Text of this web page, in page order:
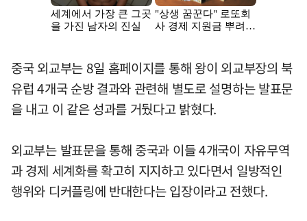
중국 외교부는 8일 홈페이지를 통해 왕이 외교부장의 북
유럽 4개국 순방 결과와 관련해 별도로 설명하는 발표문
을 내고 이 같은 성과를 거뒀다고 밝혔다.
외교부는 발표문을 통해 중국과 이들 4개국이 자유무역
과 경제 세계화를 확고히 지지하고 있다면서 일방적인
행위와 디커플링에 반대한다는 입장이라고 전했다.